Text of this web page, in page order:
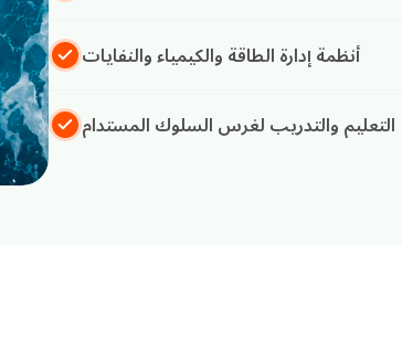
أنظمة إدارة الطاقة والكيمياء والنفايات
التعليم والتدريب لغرس السلوك المستدام